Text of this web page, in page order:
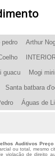
Arthur
guacu Mogi
Santa batbara
Águas de
Auditivos Preço
ou total, mesmo
violação de direito